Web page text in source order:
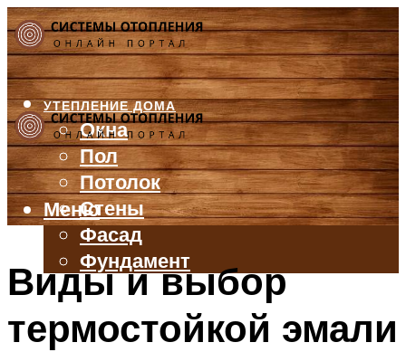
УТЕПЛЕНИЕ ДОМА
Окна
Пол
Потолок
Стены
Фасад
Фундамент
БАЛКОН И ЛОДЖИЯ
ВЕНТИЛЯЦИЯ
Меню
Виды и выбор
термостойкой эмали